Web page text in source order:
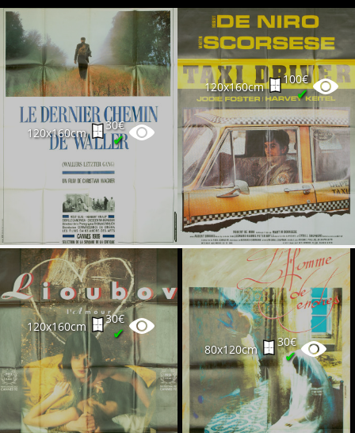
120x160cm
30€
✔
120x160cm
100€
✔
120x160cm
30€
✔
80x120cm
30€
✔